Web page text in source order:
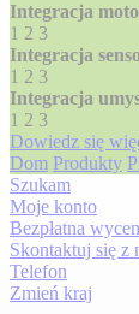
Integracja
1 2 3
Integracja
1 2 3
Integracja
1 2 3
Dowiedz się
Dom Produkty
Szukam
Moje konto
Bezpłatna
Skontaktuj się z
Telefon
Zmień kraj